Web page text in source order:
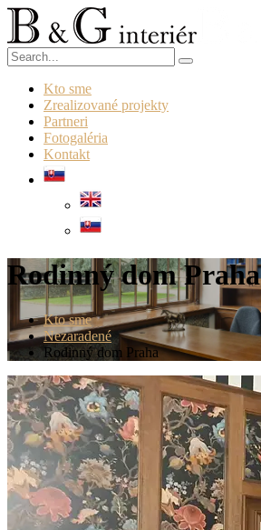
Kto sme
Zrealizované projekty
Partneri
Fotogaléria
Kontakt
Rodinný dom Praha
Kto sme
Nezaradené
Rodinný dom Praha